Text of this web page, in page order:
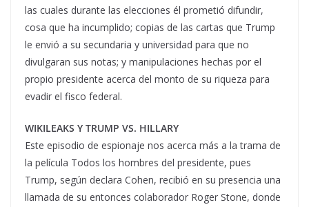
las cuales durante las elecciones él prometió difundir,
cosa que ha incumplido; copias de las cartas que Trump
le envió a su secundaria y universidad para que no
divulgaran sus notas; y manipulaciones hechas por el
propio presidente acerca del monto de su riqueza para
evadir el fisco federal.
WIKILEAKS Y TRUMP VS. HILLARY
Este episodio de espionaje nos acerca más a la trama de
la película Todos los hombres del presidente, pues
Trump, según declara Cohen, recibió en su presencia una
llamada de su entonces colaborador Roger Stone, donde